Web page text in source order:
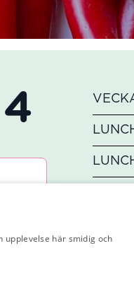
upplevelse här smidig och